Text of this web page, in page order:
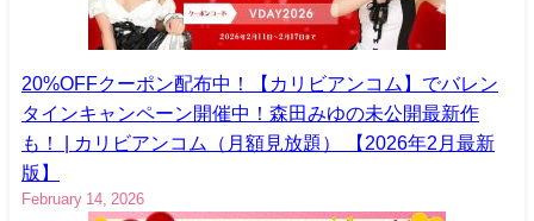
20%OFFクーポン配布中！【カリビアンコム】でバレン
タインキャンペーン開催中！森田みゆの未公開最新作
も！ | カリビアンコム（月額見放題） 【2026年2月最新
版】
February 14, 2026